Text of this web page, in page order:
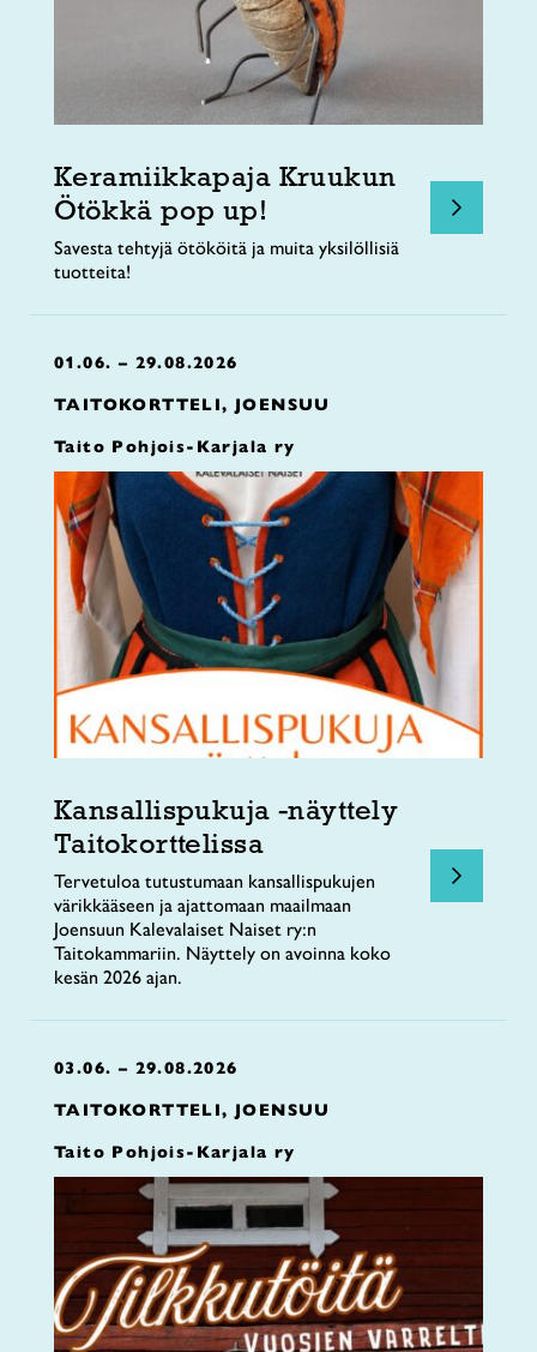
Keramiikkapaja Kruukun
Ötökkä pop up!
Savesta tehtyjä ötököitä ja muita yksilöllisiä
tuotteita!
01.06. – 29.08.2026
TAITOKORTTELI, JOENSUU
Taito Pohjois-Karjala ry
Kansallispukuja -näyttely
Taitokorttelissa
Tervetuloa tutustumaan kansallispukujen
värikkääseen ja ajattomaan maailmaan
Joensuun Kalevalaiset Naiset ry:n
Taitokammariin. Näyttely on avoinna koko
kesän 2026 ajan.
03.06. – 29.08.2026
TAITOKORTTELI, JOENSUU
Taito Pohjois-Karjala ry